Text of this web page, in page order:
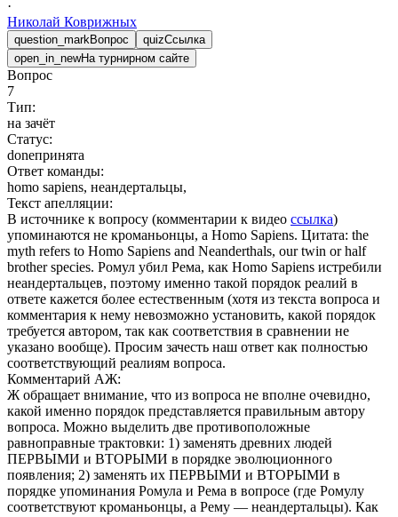
·
Николай Коврижных
question_mark Вопрос quizСсылка
open_in_newНа турнирном сайте
Вопрос
7
Тип:
на зачёт
Статус:
doneпринята
Ответ команды:
homo sapiens, неандертальцы,
Текст апелляции:
В источнике к вопросу (комментарии к видео ссылка)
упоминаются не кроманьонцы, а Homo Sapiens. Цитата: the
myth refers to Homo Sapiens and Neanderthals, our twin or half
brother species. Ромул убил Рема, как Homo Sapiens истребили
неандертальцев, поэтому именно такой порядок реалий в
ответе кажется более естественным (хотя из текста вопроса и
комментария к нему невозможно установить, какой порядок
требуется автором, так как соответствия в сравнении не
указано вообще). Просим зачесть наш ответ как полностью
соответствующий реалиям вопроса.
Комментарий АЖ:
Ж обращает внимание, что из вопроса не вполне очевидно,
какой именно порядок представляется правильным автору
вопроса. Можно выделить две противоположные
равноправные трактовки: 1) заменять древних людей
ПЕРВЫМИ и ВТОРЫМИ в порядке эволюционного
появления; 2) заменять их ПЕРВЫМИ и ВТОРЫМИ в
порядке упоминания Ромула и Рема в вопросе (где Ромулу
соответствуют кроманьонцы, а Рему — неандертальцы). Как